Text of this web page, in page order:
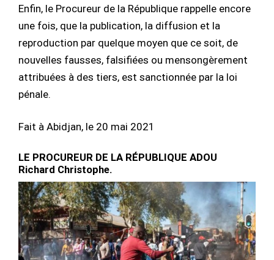
Enfin, le Procureur de la République rappelle encore
une fois, que la publication, la diffusion et la
reproduction par quelque moyen que ce soit, de
nouvelles fausses, falsifiées ou mensongèrement
attribuées à des tiers, est sanctionnée par la loi
pénale.
Fait à Abidjan, le 20 mai 2021
LE PROCUREUR DE LA RÉPUBLIQUE ADOU
Richard Christophe.